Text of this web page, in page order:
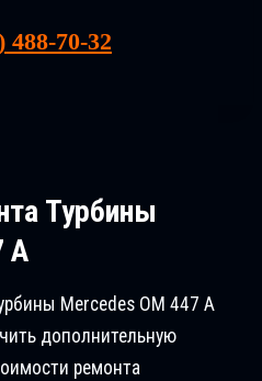
488-70-32
Турбины
A
Mercedes OM 447 A
дополнительную
ремонта